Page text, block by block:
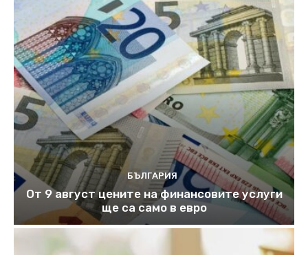
БЪЛГАРИЯ
От 9 август цените на финансовите услуги
ще са само в евро